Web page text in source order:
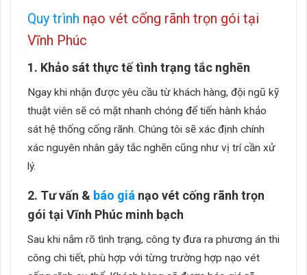
Quy trình nạo vét cống rãnh trọn gói tại
Vĩnh Phúc
1. Khảo sát thực tế tình trạng tắc nghẽn
Ngay khi nhận được yêu cầu từ khách hàng, đội ngũ kỹ
thuật viên sẽ có mặt nhanh chóng để tiến hành khảo
sát hệ thống cống rãnh. Chúng tôi sẽ xác định chính
xác nguyên nhân gây tắc nghẽn cũng như vị trí cần xử
lý.
2. Tư vấn & báo giá nạo vét cống rãnh trọn
gói tại Vĩnh Phúc minh bạch
Sau khi nắm rõ tình trạng, công ty đưa ra phương án thi
công chi tiết, phù hợp với từng trường hợp nạo vét